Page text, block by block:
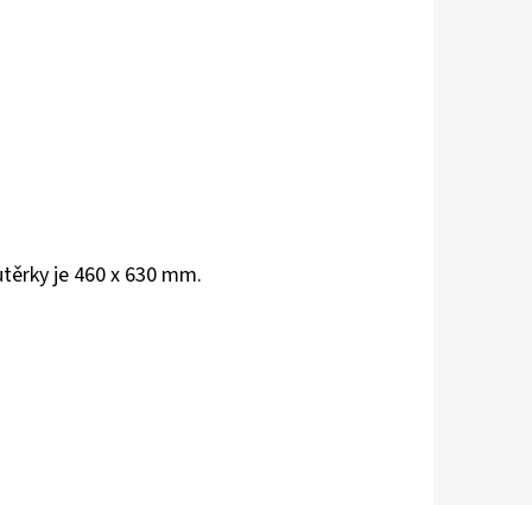
je 460 x 630 mm.